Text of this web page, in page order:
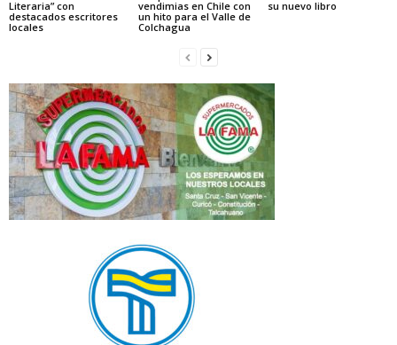
Literaria” con
destacados escritores
locales
vendimias en Chile con
un hito para el Valle de
Colchagua
su nuevo libro